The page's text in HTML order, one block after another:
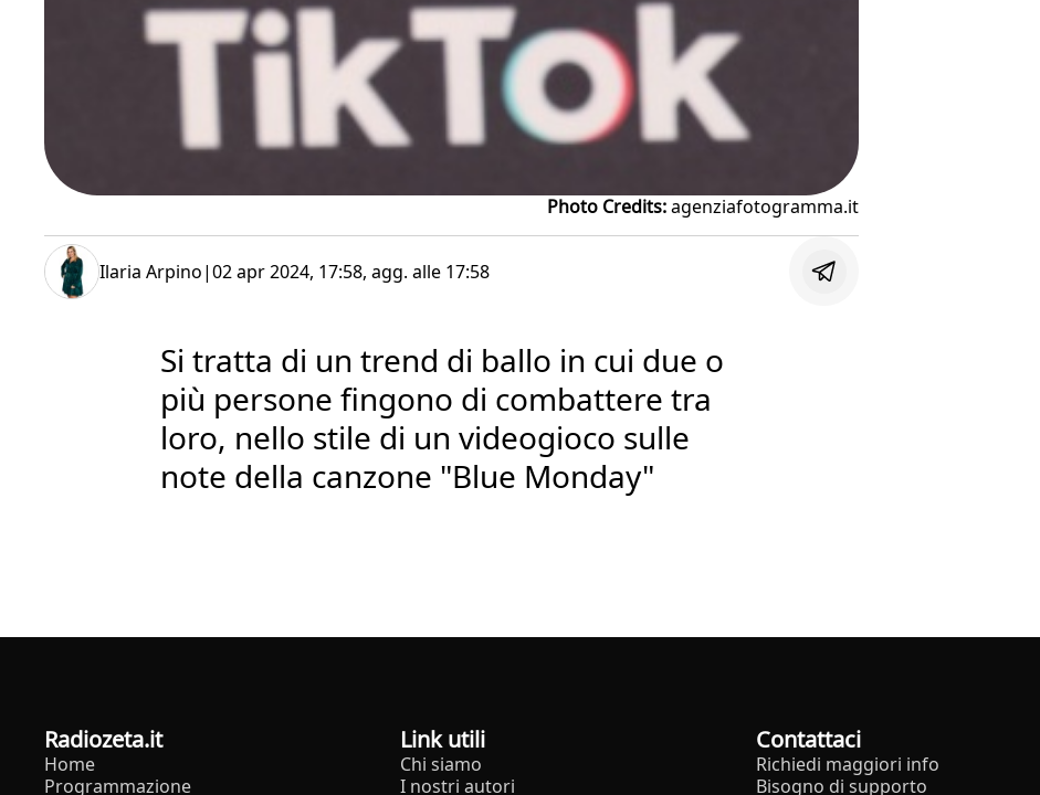
Photo Credits:agenziafotogramma.it
Ilaria Arpino|02 apr 2024, 17:58, agg. alle 17:58
Si tratta di un trend di ballo in cui due o
più persone fingono di combattere tra
loro, nello stile di un videogioco sulle
note della canzone "Blue Monday"
radiozeta.it
Home
Programmazione
Link utili
Chi siamo
I nostri autori
Contattaci
Richiedi maggiori info
Bisogno di supporto